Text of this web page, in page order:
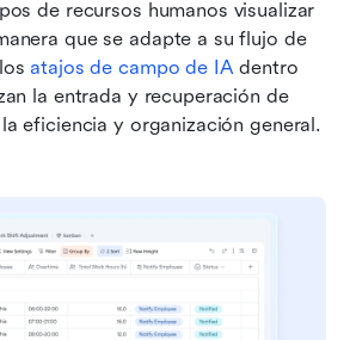
de recursos humanos visualizar
que se adapte a su flujo de
atajos de campo de IA dentro
la entrada y recuperación de
eficiencia y organización general.